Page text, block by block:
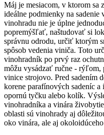
Máj je mesiacom, v ktorom sa
ideálne podmienky na
vinohradu nie je úplne
popremýšľať, naštudovať si
správnu odrodu, určiť ktorým
spôsob vedenia viniča. Toto
vinohradník po prvý raz
môžu vysádzať ručne - rýľom,
vinice strojovo. Pred sadením
korene parafínových sadeníc
opornú tyčku alebo kolík.
vinohradníka a vinára
oblasti sú vinohrady aj
oko vinára, ale aj